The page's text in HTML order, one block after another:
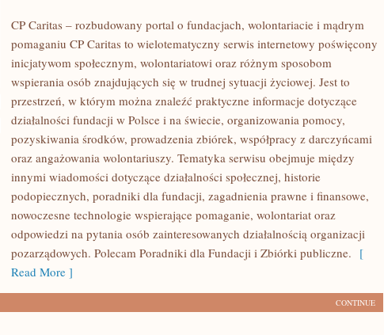
HISTORIE
INSPIRACJE
CP Caritas – rozbudowany portal o fundacjach, wolontariacie i mądrym
pomaganiu CP Caritas to wielotematyczny serwis internetowy poświęcony
inicjatywom społecznym, wolontariatowi oraz różnym sposobom
wspierania osób znajdujących się w trudnej sytuacji życiowej. Jest to
przestrzeń, w którym można znaleźć praktyczne informacje dotyczące
działalności fundacji w Polsce i na świecie, organizowania pomocy,
pozyskiwania środków, prowadzenia zbiórek, współpracy z darczyńcami
oraz angażowania wolontariuszy. Tematyka serwisu obejmuje między
innymi wiadomości dotyczące działalności społecznej, historie
podopiecznych, poradniki dla fundacji, zagadnienia prawne i finansowe,
nowoczesne technologie wspierające pomaganie, wolontariat oraz
odpowiedzi na pytania osób zainteresowanych działalnością organizacji
pozarządowych. Polecam Poradniki dla Fundacji i Zbiórki publiczne. [
Read More ]
CONTINUE